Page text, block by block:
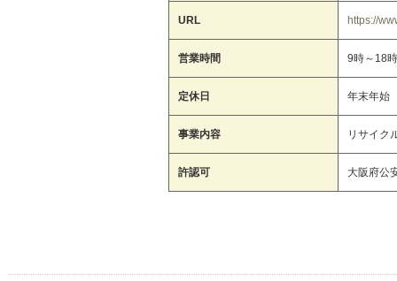
URL https://
営業時間 9時～18時
定休日 年末年始
事業内容 リサイク
許認可 大阪府公